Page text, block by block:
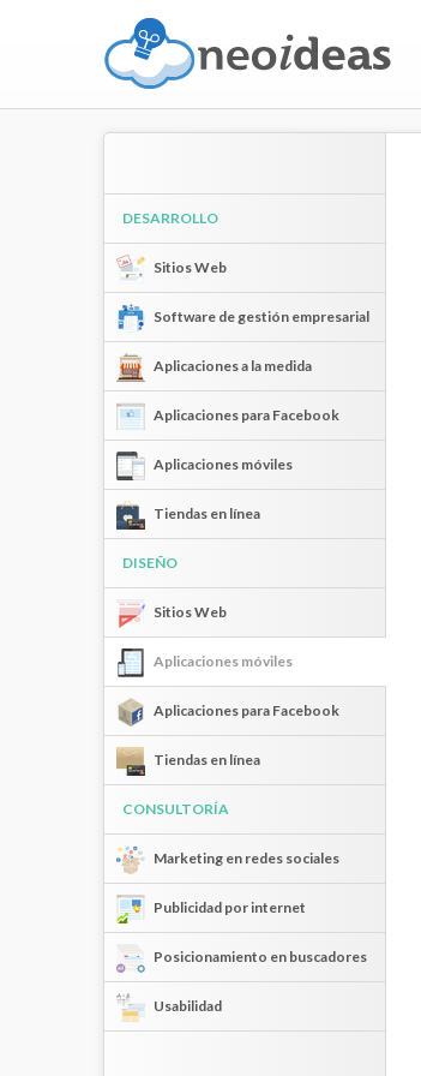
DESARROLLO
Sitios Web
Software de gestión empresarial
Aplicaciones a la medida
Aplicaciones para Facebook
Aplicaciones móviles
Tiendas en línea
DISEÑO
Sitios Web
Aplicaciones móviles
Aplicaciones para Facebook
Tiendas en línea
CONSULTORÍA
Marketing en redes sociales
Publicidad por internet
Posicionamiento en buscadores
Usabilidad